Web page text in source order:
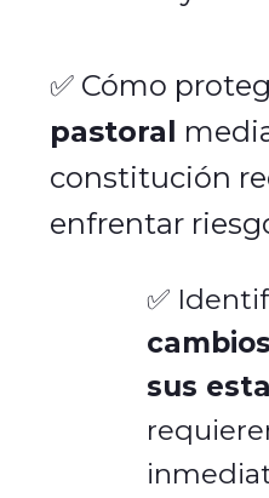
✅ Cómo
pastoral
constitución
enfrentar
✅
sus